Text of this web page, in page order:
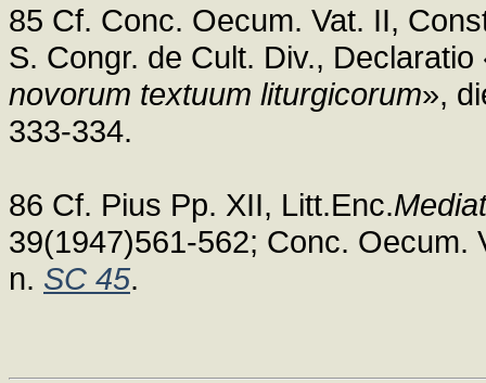
85 Cf. Conc. Oecum. Vat. II,
S. Congr. de Cult. Div., Declaratio
novorum textuum liturgicorum»,
333-334.
86 Cf. Pius Pp. XII, Litt.Enc.
39(1947)561-562; Conc. Oecum.
n. SC 45.